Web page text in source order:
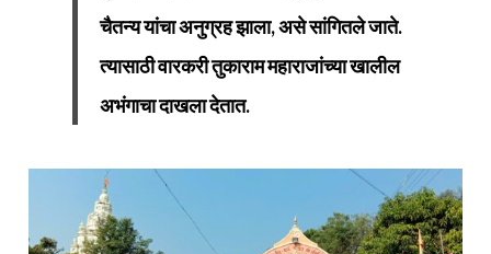
चैतन्य यांचा अनुग्रह झाला, असे सांगितले जाते.
त्यासाठी वारकरी तुकाराम महाराजांच्या खालील
अभंगाचा दाखला देतात.